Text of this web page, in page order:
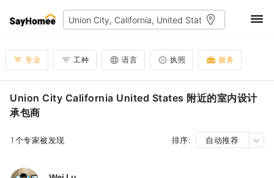
专业 工种 语言 执照 服务
Union City California United States 附近的室内设计
承包商
1个专家被发现 排序: 自动推荐